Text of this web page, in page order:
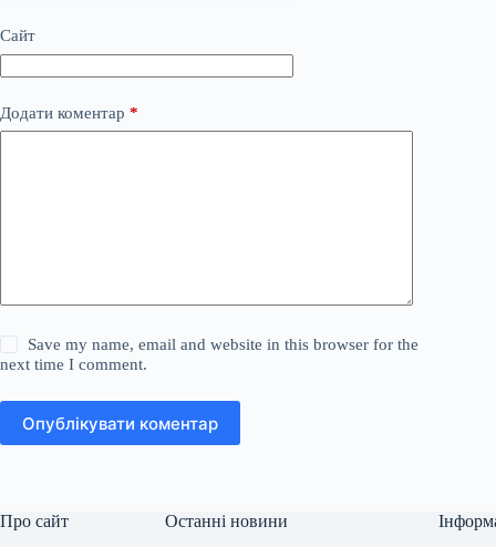
Сайт
Додати коментар *
Save my name, email and website in this browser for the
next time I comment.
Опублікувати коментар
Про сайт Останні новини